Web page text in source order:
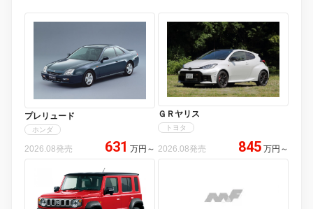
プレリュード
ホンダ
2026.08発売 631 万円 ～
ＧＲヤリス
トヨタ
2026.08発売 845 万円 ～